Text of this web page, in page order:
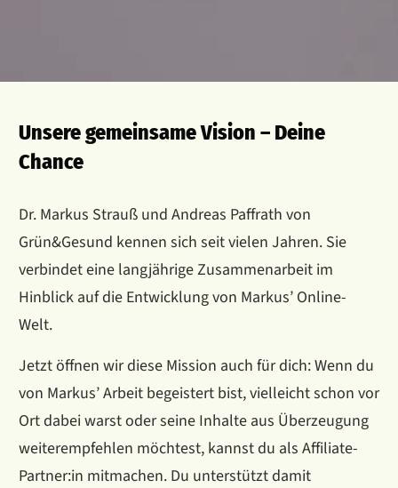
Unsere gemeinsame Vision – Deine
Chance
Dr. Markus Strauß und Andreas Paffrath von
Grün&Gesund kennen sich seit vielen Jahren. Sie
verbindet eine langjährige Zusammenarbeit im
Hinblick auf die Entwicklung von Markus’ Online-
Welt.
Jetzt öffnen wir diese Mission auch für dich: Wenn du
von Markus’ Arbeit begeistert bist, vielleicht schon vor
Ort dabei warst oder seine Inhalte aus Überzeugung
weiterempfehlen möchtest, kannst du als Affiliate-
Partner:in mitmachen. Du unterstützt damit